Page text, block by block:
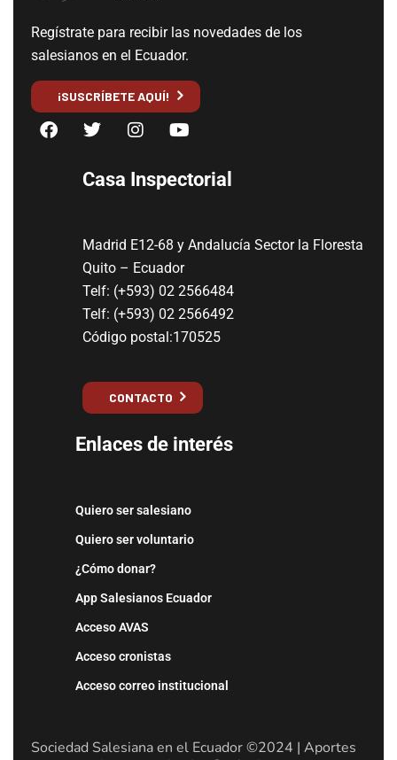
Regístrate para recibir las novedades de los
salesianos en el Ecuador.
¡SUSCRÍBETE AQUÍ!
Casa Inspectorial
Madrid E12-68 y Andalucía Sector la Floresta
Quito – Ecuador
Telf: (+593) 02 2566484
Telf: (+593) 02 2566492
Código postal:170525
CONTACTO
Enlaces de interés
Quiero ser salesiano
Quiero ser voluntario
¿Cómo donar?
App Salesianos Ecuador
Acceso AVAS
Acceso cronistas
Acceso correo institucional
Sociedad Salesiana en el Ecuador ©2024 | Aportes